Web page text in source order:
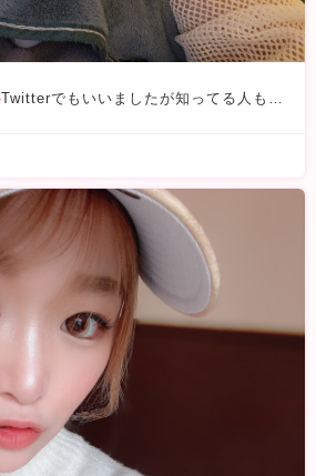
Twitterでもいいましたが知ってる人も少ないかと思いブログでもいいます！！！！遊びに来ていただけたら嬉しいです